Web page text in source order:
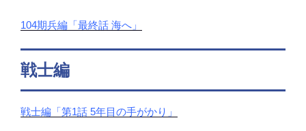
104期兵編「最終話 海へ」
戦士編
戦士編「第1話 5年目の手がかり」